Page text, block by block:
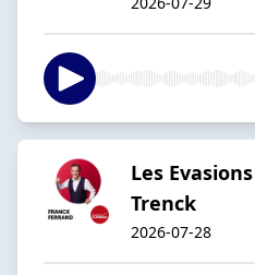
Les
Trenck
2026-07-28